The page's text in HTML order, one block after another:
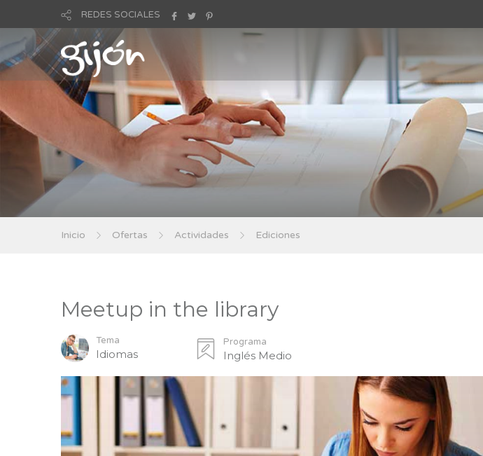
REDES SOCIALES
Inicio Ofertas Actividades Ediciones
Meetup in the library
Tema
Idiomas
Programa
Inglés Medio